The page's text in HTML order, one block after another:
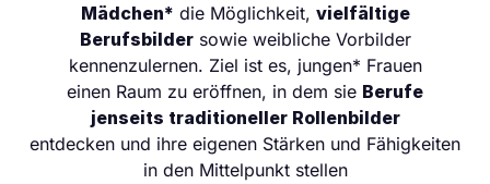
Mädchen* die Möglichkeit, vielfältige
Berufsbildersowie weibliche Vorbilder
kennenzulernen. Ziel ist es, jungen* Frauen
einen Raum zu eröffnen, in dem sie Berufe
jenseits traditioneller Rollenbilder
entdecken und ihre eigenen Stärken und Fähigkeiten
in den Mittelpunkt stellen